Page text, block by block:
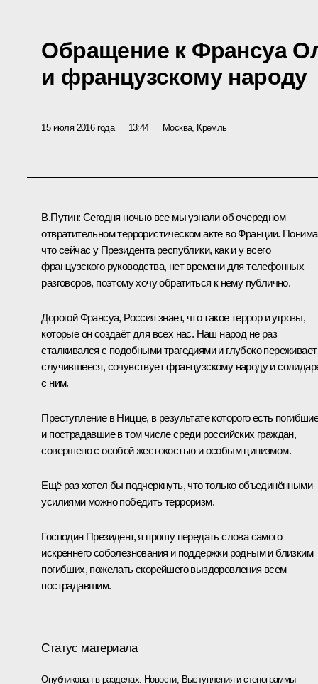
Обращение к Франсуа
и французскому народу
15 июля 2016 года 13:44 Москва, Кремль
В.Путин: Сегодня ночью все мы узнали об очередном
отвратительном террористическом акте во Франции.
что сейчас у Президента республики, как и у всего
французского руководства, нет времени для телефонных
разговоров, поэтому хочу обратиться к нему публично.
Дорогой Франсуа, Россия знает, что такое террор и угрозы,
которые он создаёт для всех нас. Наш народ не раз
сталкивался с подобными трагедиями и глубоко переживает
случившееся, сочувствует французскому народу и
с ним.
Преступление в Ницце, в результате которого есть
и пострадавшие в том числе среди российских граждан,
совершено с особой жестокостью и особым цинизмом.
Ещё раз хотел бы подчеркнуть, что только объединёнными
усилиями можно победить терроризм.
Господин Президент, я прошу передать слова самого
искреннего соболезнования и поддержки родным и близким
погибших, пожелать скорейшего выздоровления всем
пострадавшим.
Статус материала
Опубликован в разделах: Новости, Выступления и стенограммы